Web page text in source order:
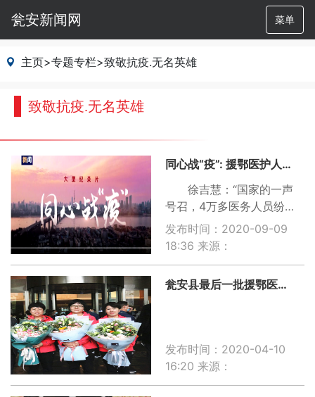
瓮安新闻网 菜单
主页>专题专栏>致敬抗疫.无名英雄
致敬抗疫.无名英雄
同心战“疫”: 援鄂医护人员徐吉慧谈感想
徐吉慧：“国家的一声
号召，4万多医务人员纷纷
赶赴武汉，我也作为其中
的一员，其实当时去的时
进去临床的时候，我觉得
我们作支撑。而且武汉的
人民、自愿者都在为我们
服务，心里面感觉很温
发布时间：2020-09-09
18:36 来源：
瓮安县最后一批援鄂医务人员平安归来
发布时间：2020-04-10
16:20 来源：